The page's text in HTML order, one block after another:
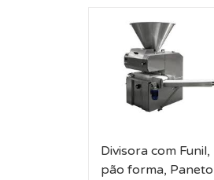
Divisora com
pão forma,